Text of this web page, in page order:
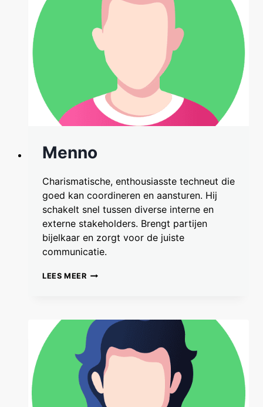
Menno
Charismatische, enthousiasste techneut die
goed kan coordineren en aansturen. Hij
schakelt snel tussen diverse interne en
externe stakeholders. Brengt partijen
bijelkaar en zorgt voor de juiste
communicatie.
LEES MEERMENNO